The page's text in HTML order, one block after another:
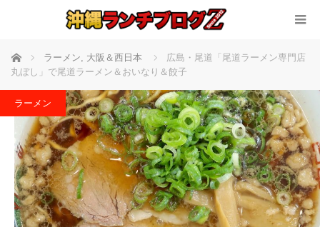
ホーム ラーメン, 大阪＆西日本
広島・尾道「尾道ラーメン専門店
丸ぼし」で尾道ラーメン＆おいなり＆餃子
ラーメン